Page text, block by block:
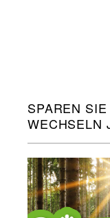
SPAREN
WECHSELN